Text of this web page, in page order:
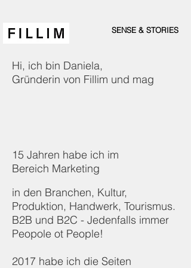
SENSE & STORIES
Hi, ich bin Daniela,
Gründerin von Fillim und mag
15 Jahren habe ich im
Bereich Marketing
in den Branchen, Kultur,
Produktion, Handwerk, Tourismus.
B2B und B2C - Jedenfalls immer
Peopole ot People!
2017 habe ich die Seiten